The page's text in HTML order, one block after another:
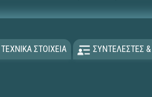
ΤΕΧΝΙΚΑ ΣΤΟΙΧΕΙΑ ΣΥΝΤΕΛΕΣΤΕΣ